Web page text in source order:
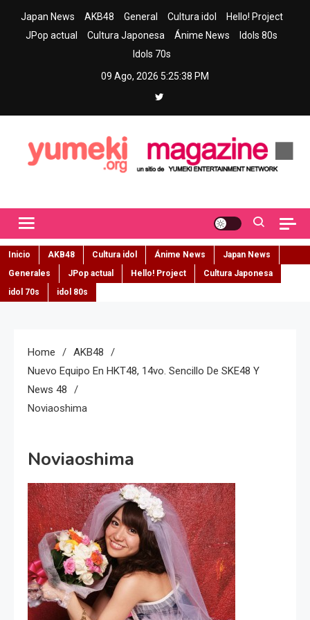
Japan News AKB48 General Cultura idol
Hello! Project
JPop actual
Cultura Japonesa Ánime News
Idols 80s
Idols 70s
09 Ago, 2026 5:25:39 PM
Inicio AKB48 Cultura idol Ánime News
Japan News
Generales
JPop actual Hello! Project
Cultura Japonesa
idol 70s
idol 80s
Home
AKB48
Nuevo Equipo En HKT48, 14vo. Sencillo De SKE48 Y
News 48
Noviaoshima
Noviaoshima